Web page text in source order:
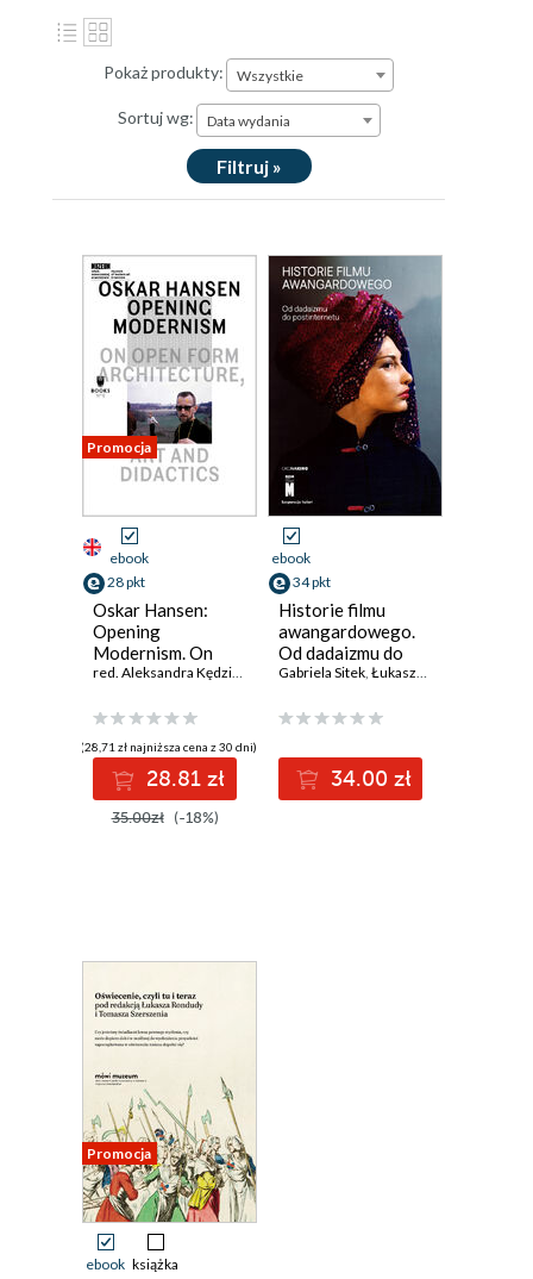
Pokaż produkty: Wszystkie
Sortuj wg: Data wydania
Filtruj »
Promocja
ebook
28 pkt
Oskar Hansen:
Opening
Modernism. On
Open Form
And Didactics
red. Aleksandra Kędziorek Łukasz Ronduda
(28,71 zł najniższa cena z 30 dni)
28.81 zł
35.00zł (-18%)
ebook
34 pkt
Historie filmu
awangardowego.
Od dadaizmu do
postinternetu
Gabriela Sitek, Łukasz Ronduda
34.00 zł
Promocja
ebook książka